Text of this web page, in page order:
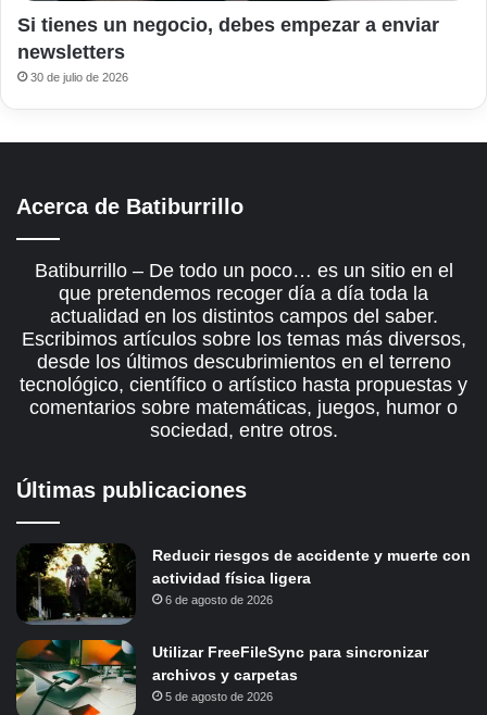
Si tienes un negocio, debes empezar a enviar
newsletters
30 de julio de 2026
Acerca de Batiburrillo
Batiburrillo – De todo un poco… es un sitio en el
que pretendemos recoger día a día toda la
actualidad en los distintos campos del saber.
Escribimos artículos sobre los temas más diversos,
desde los últimos descubrimientos en el terreno
tecnológico, científico o artístico hasta propuestas y
comentarios sobre matemáticas, juegos, humor o
sociedad, entre otros.
Últimas publicaciones
Reducir riesgos de accidente y muerte con
actividad física ligera
6 de agosto de 2026
Utilizar FreeFileSync para sincronizar
archivos y carpetas
5 de agosto de 2026